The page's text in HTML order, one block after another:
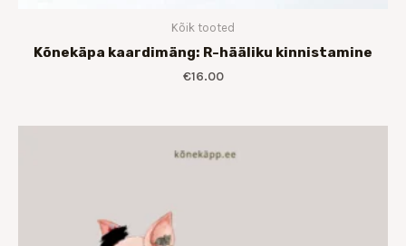
Kõik tooted
Kõnekäpa kaardimäng: R-hääliku kinnistamine
€16.00